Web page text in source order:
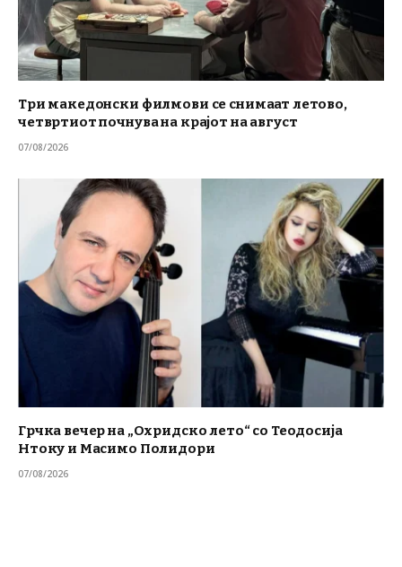
Три македонски филмови се снимаат летово,
четвртиот почнува на крајот на август
07/08/2026
Грчка вечер на „Охридско лето“ со Теодосија
Нтоку и Масимо Полидори
07/08/2026